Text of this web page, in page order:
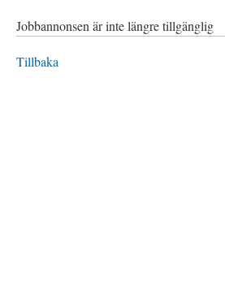
Jobbannonsen är inte längre tillgänglig
Tillbaka